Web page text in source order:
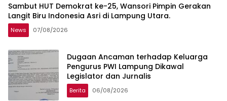
Sambut HUT Demokrat ke-25, Wansori Pimpin Gerakan
Langit Biru Indonesia Asri di Lampung Utara.
News 07/08/2026
Dugaan Ancaman terhadap Keluarga
Pengurus PWI Lampung Dikawal
Legislator dan Jurnalis
Berita 06/08/2026